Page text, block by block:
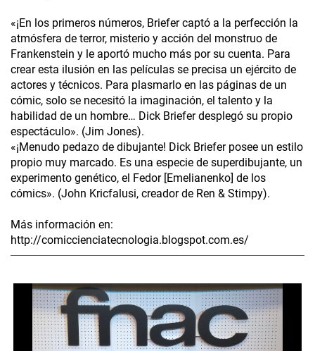
«¡En los primeros números, Briefer captó a la perfección la
atmósfera de terror, misterio y acción del monstruo de
Frankenstein y le aportó mucho más por su cuenta. Para
crear esta ilusión en las películas se precisa un ejército de
actores y técnicos. Para plasmarlo en las páginas de un
cómic, solo se necesitó la imaginación, el talento y la
habilidad de un hombre… Dick Briefer desplegó su propio
espectáculo». (Jim Jones).
«¡Menudo pedazo de dibujante! Dick Briefer posee un estilo
propio muy marcado. Es una especie de superdibujante, un
experimento genético, el Fedor [Emelianenko] de los
cómics». (John Kricfalusi, creador de Ren & Stimpy).
Más información en:
http://comiccienciatecnologia.blogspot.com.es/